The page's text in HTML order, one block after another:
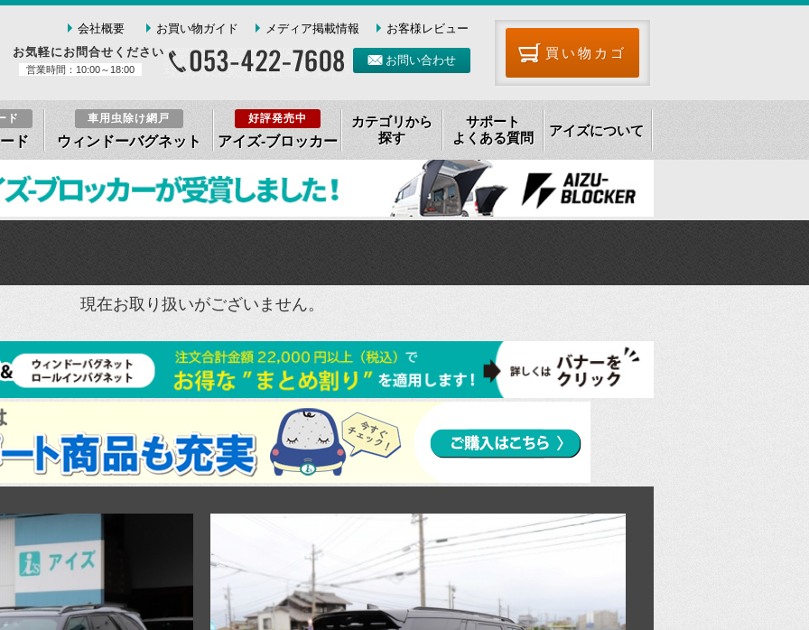
会社概要 お買い物ガイド メディア掲載情報
お客様レビュー
お気軽にお問合せください
営業時間：10:00～18:00
お問い合わせ 買い物カゴ
ド
ド
車用虫除け網戸
ウィンドーバグネット
好評発売中
アイズ-ブロッカー
カテゴリから
探す
サポート
よくある質問
アイズについて
現在お取り扱いがございません。